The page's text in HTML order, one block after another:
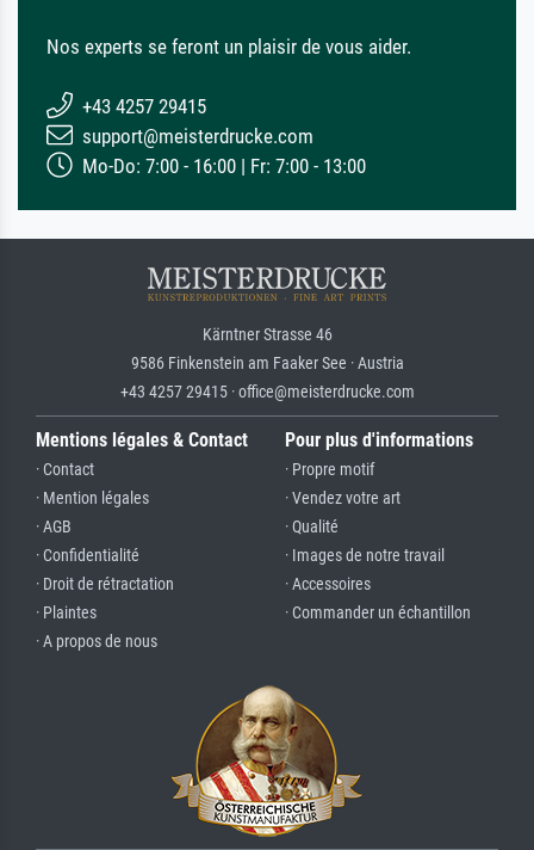
Nos experts se feront un plaisir de vous aider.
+43 4257 29415
support@meisterdrucke.com
Mo-Do: 7:00 - 16:00 | Fr: 7:00 - 13:00
Kärntner Strasse 46
9586 Finkenstein am Faaker See · Austria
+43 4257 29415 · office@meisterdrucke.com
Mentions légales & Contact
· Contact
· Mention légales
· AGB
· Confidentialité
· Droit de rétractation
· Plaintes
· A propos de nous
Pour plus d'informations
· Propre motif
· Vendez votre art
· Qualité
· Images de notre travail
· Accessoires
· Commander un échantillon